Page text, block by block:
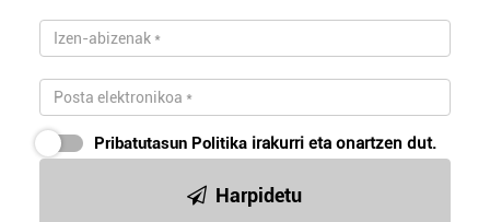
Pribatutasun Politika irakurri eta onartzen dut.
Harpidetu